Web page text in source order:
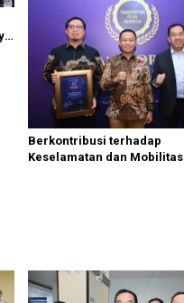
Berkontribusi terhadap
Keselamatan dan Mobilitas